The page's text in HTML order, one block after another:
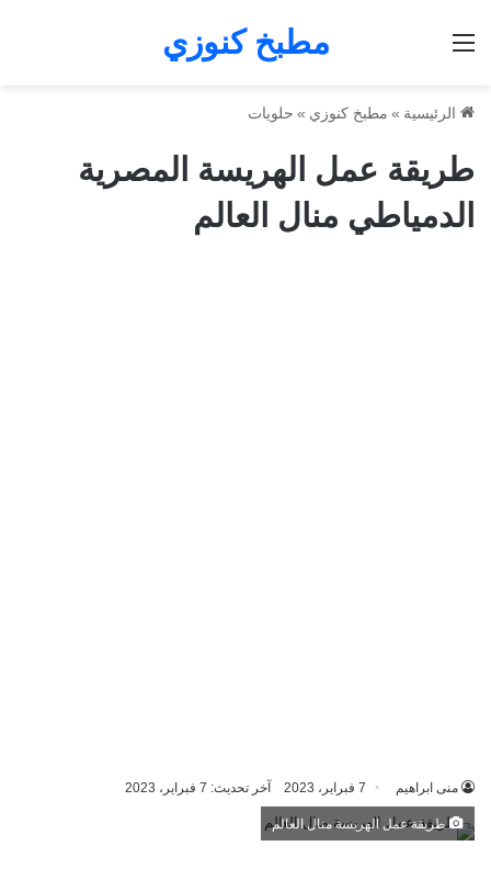
مطبخ كنوزي
الرئيسية » مطبخ كنوزي » حلويات
طريقة عمل الهريسة المصرية
الدمياطي منال العالم
منى ابراهيم 7 فبراير، 2023 آخر تحديث: 7 فبراير، 2023
طريقة عمل الهريسة منال العالم